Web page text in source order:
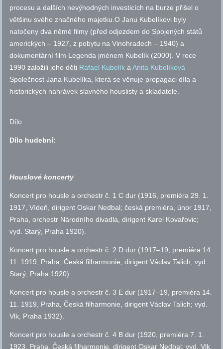
procesu a dalších nevýhodných investicích na burze přišel o
většinu svého značného majetku.O Janu Kubelíkovi byly
natočeny dva němé filmy (před odjezdem do Spojených států
amerických – 1927, z pobytu na Vinohradech – 1940) a
dokumentární film Legenda jménem Kubelík (2000). V roce
1990 založili jeho děti Rafael Kubelík aAnita Kubelíková
Společnost Jana Kubelíka, která se věnuje propagaci díla a
historických nahrávek slavného houslisty a skladatele.
Dílo
Dílo hudební:
Houslové koncerty
Koncert pro housle a orchestrč. 1 C dur (1916, premiéra 29. 1.
1917, Vídeň, dirigent Oskar Nedbal; česká premiéra, únor 1917,
Praha, orchestr Národního divadla, dirigent Karel Kovařovic;
vyd. Starý, Praha 1920).
Koncert pro housle a orchestrč. 2 D dur (1917–19, premiéra 14.
11. 1919, Praha, Česká filharmonie, dirigent Václav Talich;vyd.
Starý, Praha 1920).
Koncert pro housle a orchestrč. 3 E dur (1917–19, premiéra 14.
11. 1919, Praha, Česká filharmonie, dirigent Václav Talich;vyd.
Vlk, Praha 1932).
Koncert pro housle a orchestrč. 4 B dur (1920, premiéra 7. 1.
1923, Praha, Česká filharmonie, dirigent Oskar Nedbal;vyd. Vlk,